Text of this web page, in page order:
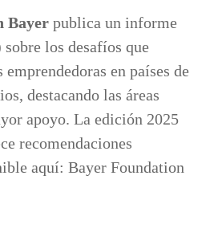
Bayer publica un informe
los desafíos que
en países de
destacando las áreas
apoyo. La edición 2025
recomendaciones
aquí: Bayer Foundation